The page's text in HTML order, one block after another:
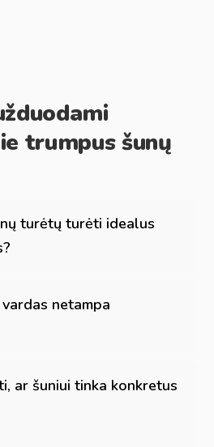
trumpus šunų
turėtų turėti idealus
netampa
ar šuniui tinka konkretus